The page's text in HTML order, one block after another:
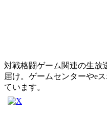
対戦格闘ゲーム関連の生放
届け。ゲームセンターやe
ています。